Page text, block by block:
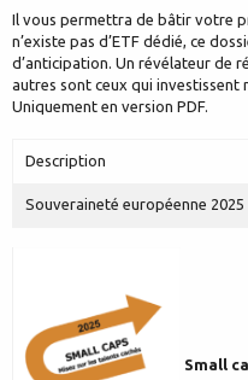
Il vous permettra de bâtir votre
n’existe pas d’ETF dédié, ce
d’anticipation. Un révélateur de
autres sont ceux qui investissent
Uniquement en version PDF.
Description
Souveraineté européenne 2025
Small